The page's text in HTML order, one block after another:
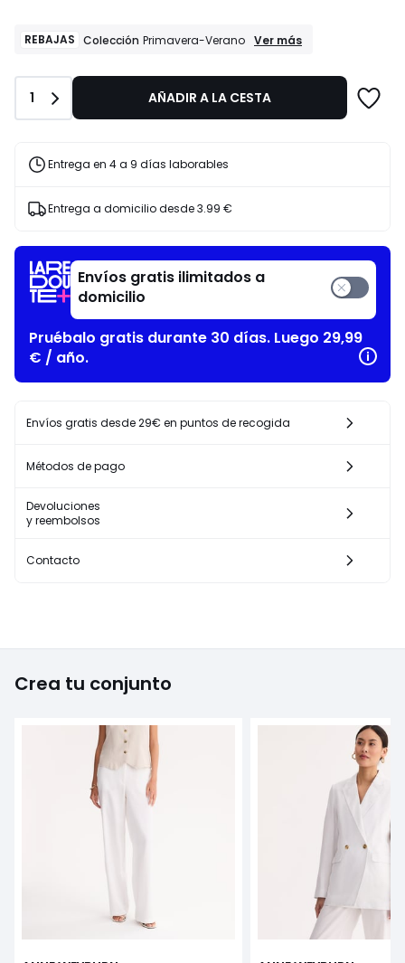
de
€
35%
descuento
REBAJAS Colección Primavera-Verano REBAJAS
Ver más
Cantidad
1 AÑADIR A LA CESTA
Entrega en 4 a 9 días laborables
Entrega a domicilio desde3.99 €
Envíos gratis ilimitados a
domicilio
Pruébalo gratis durante 30 días. Luego 29,99
€ / año.
Envíos gratis desde 29€ en puntos de recogida
Métodos de pago
Devoluciones
y reembolsos
Contacto
Crea tu conjunto